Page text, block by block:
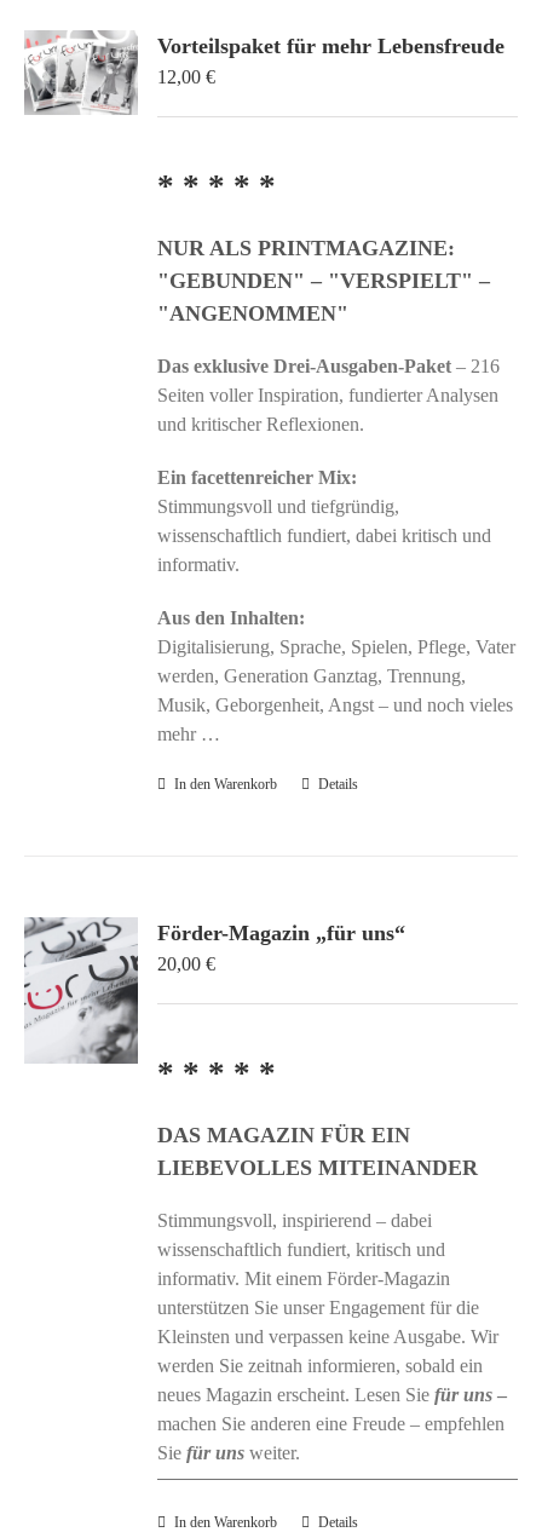
Die
werden
Vorteilspaket für mehr Lebensfreude
12,00€
* * * * *
NUR ALS PRINTMAGAZINE:
"GEBUNDEN" – "VERSPIELT" –
"ANGENOMMEN"
Das exklusive Drei-Ausgaben-Paket – 216
Seiten voller Inspiration, fundierter Analysen
und kritischer Reflexionen.
Ein facettenreicher Mix:
Stimmungsvoll und tiefgründig,
wissenschaftlich fundiert, dabei kritisch und
informativ.
Aus den Inhalten:
Digitalisierung, Sprache, Spielen, Pflege, Vater
werden, Generation Ganztag, Trennung,
Musik, Geborgenheit, Angst – und noch vieles
mehr …
In den Warenkorb Details
Förder-Magazin „für uns“
20,00€
* * * * *
DAS MAGAZIN FÜR EIN
LIEBEVOLLES MITEINANDER
Stimmungsvoll, inspirierend – dabei
wissenschaftlich fundiert, kritisch und
informativ. Mit einem Förder-Magazin
unterstützen Sie unser Engagement für die
Kleinsten und verpassen keine Ausgabe. Wir
werden Sie zeitnah informieren, sobald ein
neues Magazin erscheint. Lesen Siefür uns–
machen Sie anderen eine Freude – empfehlen
Siefür uns weiter.
In den Warenkorb Details